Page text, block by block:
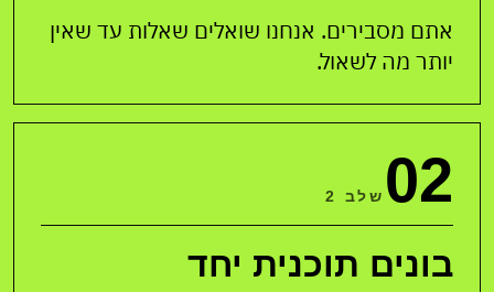
אתם מסבירים. אנחנו שואלים שאלות עד שאין
יותר מה לשאול.
02 שלב 2
בונים תוכנית יחד